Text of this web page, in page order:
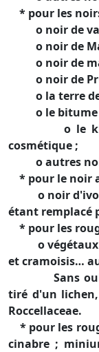
* pour les
o noir de
o noir de
o noir de
o noir de
o la terre de
o le bitume
o le khôl
cosmétique ;
o autres
* pour le noir
o noir
étant remplacé
* pour les
o végétaux :
et cramoisis…
Sans
tiré d'un
Roccellaceae.
* pour les
cinabre ;